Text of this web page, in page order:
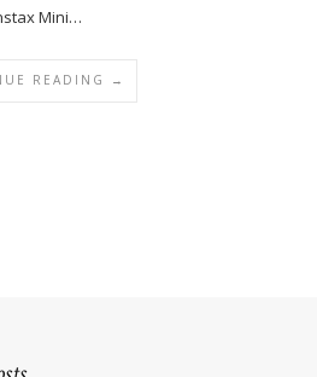
Mini…
READING →